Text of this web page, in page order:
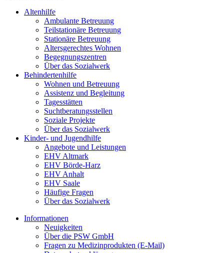
Altenhilfe
Ambulante Betreuung
Teilstationäre Betreuung
Stationäre Betreuung
Altersgerechtes Wohnen
Begegnungszentren
Über das Sozialwerk
Behindertenhilfe
Wohnen und Betreuung
Assistenz und Begleitung
Tagesstätten
Suchtberatungsstellen
Soziale Projekte
Über das Sozialwerk
Kinder- und Jugendhilfe
Angebote und Leistungen
EHV Altmark
EHV Börde-Harz
EHV Anhalt
EHV Saale
Häufige Fragen
Über das Sozialwerk
Informationen
Neuigkeiten
Über die PSW GmbH
Fragen zu Medizinprodukten (E-Mail)